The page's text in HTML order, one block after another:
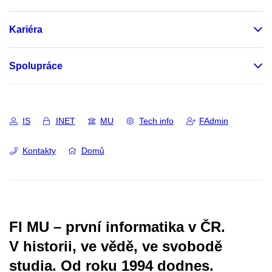
Kariéra
Spolupráce
IS INET MU Tech info FAdmin
Kontakty Domů
FI MU – první informatika v ČR.
V historii, ve vědě, ve svobodě
studia. Od roku 1994 dodnes.